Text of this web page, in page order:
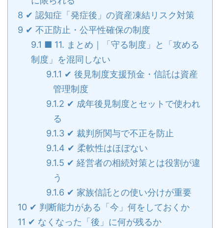
8 ✔ 認知症「発症後」の資産凍結リスク対策
9 ✔ 不正防止・公平性確保の制度
9.1 ■ 11. まとめ｜「守る制度」と「攻める
制度」を混同しない
9.1.1 ✔ 後見制度支援預金・信託は資産
管理制度
9.1.2 ✔ 成年後見制度とセットで使われ
る
9.1.3✔ 裁判所関与で不正を防止
9.1.4 ✔ 柔軟性はほぼない
9.1.5 ✔ 経営者の相続対策とは役割が違
う
9.1.6 ✔ 家族信託との使い分けが重要
10 ✔ 判断能力がある「今」何をしておくか
11 ✔ なくなった「後」に何が残るか